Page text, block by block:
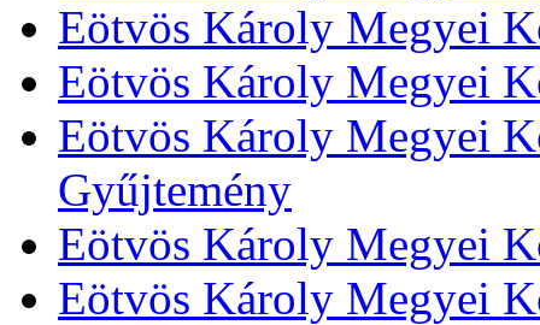
Eötvös Károly Megyei
Eötvös Károly Megyei
Eötvös Károly Megyei
Gyűjtemény
Eötvös Károly Megyei
Eötvös Károly Megyei